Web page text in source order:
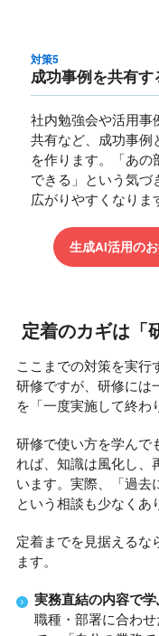
対策5
成功事例を共有
社内勉強会や活用事
共有など、成功事例
を作ります。「あ
できる」という気
広がりやすくなりま
生成AI活用の
定着のカギは「
ここまでの対策を実行
研修ですが、研修には
を「一度実施して終わ
研修で使い方を学んで
れば、知識は風化し、
います。実際、「過去
という相談も少なくあ
定着までを見据えるな
ます。
実務直結の内容で
職種・部署に合わ